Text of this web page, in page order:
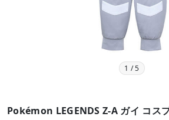
1 /5
Pokémon LEGENDS Z-A ガイ コス